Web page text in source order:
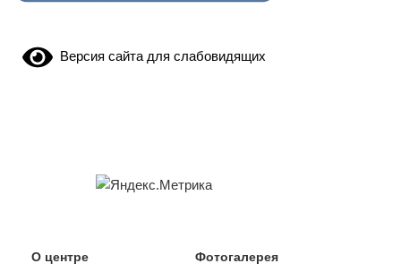
Версия сайта для слабовидящих
О центре Фотогалерея